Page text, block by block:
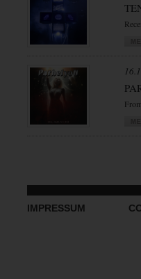
IMPRESSUM